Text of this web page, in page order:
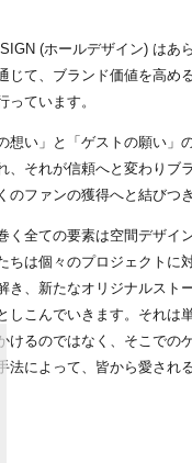
(ホールデザイン) はあ
じて、ブランド価値を高め
っています。
想い」と「ゲストの願い」
、それが信頼へと変わりブ
のファンの獲得へと結びつき
く全ての要素は空間デザイ
ちは個々のプロジェクトに
き、新たなオリジナルスト
しこんでいきます。それは
けるのではなく、そこでの
法によって、皆から愛され